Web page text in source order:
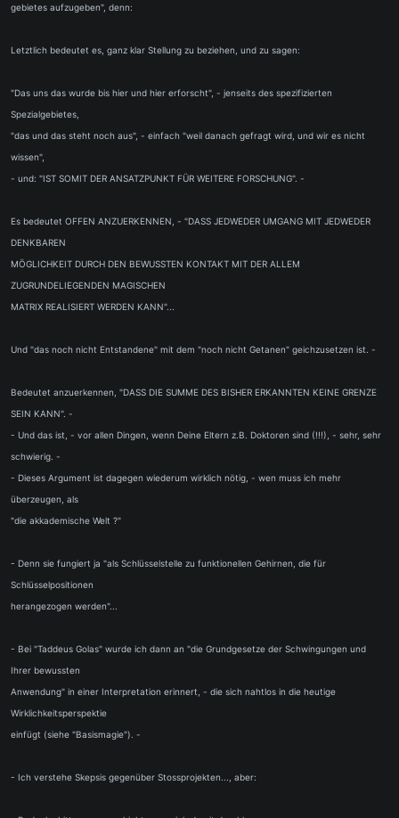
gebietes aufzugeben", denn:
Letztlich bedeutet es, ganz klar Stellung zu beziehen, und zu sagen:
"Das uns das wurde bis hier und hier erforscht", - jenseits des spezifizierten
Spezialgebietes,
"das und das steht noch aus", - einfach "weil danach gefragt wird, und wir es nicht
wissen",
- und: "IST SOMIT DER ANSATZPUNKT FÜR WEITERE FORSCHUNG". -
Es bedeutet OFFEN ANZUERKENNEN, - "DASS JEDWEDER UMGANG MIT JEDWEDER
DENKBAREN
MÖGLICHKEIT DURCH DEN BEWUSSTEN KONTAKT MIT DER ALLEM
ZUGRUNDELIEGENDEN MAGISCHEN
MATRIX REALISIERT WERDEN KANN"...
Und "das noch nicht Entstandene" mit dem "noch nicht Getanen" geichzusetzen ist. -
Bedeutet anzuerkennen, "DASS DIE SUMME DES BISHER ERKANNTEN KEINE GRENZE
SEIN KANN". -
- Und das ist, - vor allen Dingen, wenn Deine Eltern z.B. Doktoren sind (!!!), - sehr, sehr
schwierig. -
- Dieses Argument ist dagegen wiederum wirklich nötig, - wen muss ich mehr
überzeugen, als
"die akkademische Welt ?"
- Denn sie fungiert ja "als Schlüsselstelle zu funktionellen Gehirnen, die für
Schlüsselpositionen
herangezogen werden"...
- Bei "Taddeus Golas" wurde ich dann an "die Grundgesetze der Schwingungen und
Ihrer bewussten
Anwendung" in einer Interpretation erinnert, - die sich nahtlos in die heutige
Wirklichkeitsperspektie
einfügt (siehe "Basismagie"). -
- Ich verstehe Skepsis gegenüber Stossprojekten..., aber: